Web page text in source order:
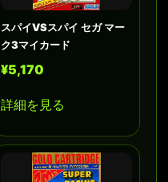
スパイVSスパイ セガ マー
ク3マイカード
¥5,170
詳細を見る